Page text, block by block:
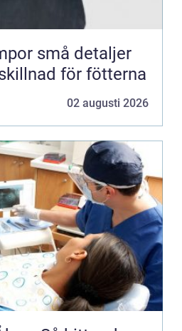
för fötterna
02 augusti 2026